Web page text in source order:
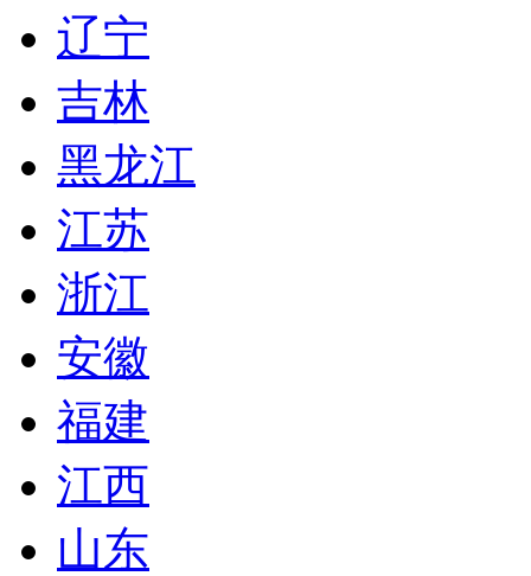
辽宁
吉林
黑龙江
江苏
浙江
安徽
福建
江西
山东